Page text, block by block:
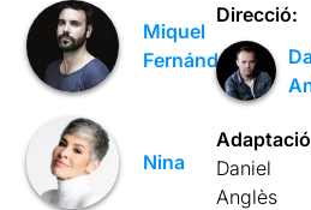
Miquel
Fernández
Nina
Direcció:
Daniel
Anglès